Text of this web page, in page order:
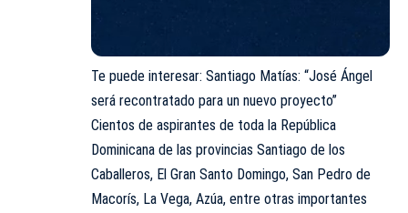
Te puede interesar: Santiago Matías: “José Ángel
será recontratado para un nuevo proyecto”
Cientos de aspirantes de toda la República
Dominicana de las provincias Santiago de los
Caballeros, El Gran Santo Domingo, San Pedro de
Macorís, La Vega, Azúa, entre otras importantes